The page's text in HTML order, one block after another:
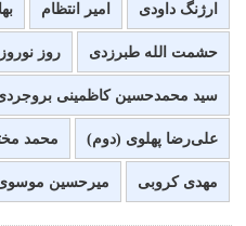
ارژنگ داودی امیر انتظام
حشمت الله طبرزدی روز نوروز
سید محمدحسین کاظمینی
علی‌رضا پهلوی (دوم) محمد
مهدی کروبی میرحسین